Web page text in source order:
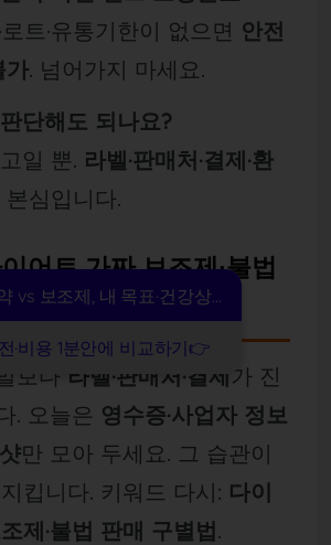
로트·유통기한이 없으면 안전
가. 넘어가지 마세요.
단해도 되나요?
일 뿐. 라벨·판매처·결제·환
본심입니다.
어트 가짜 보조제·불법
한 줄
보다 라벨·판매처·결제가 진
. 오늘은 영수증·사업자 정보
만 모아 두세요. 그 습관이
킵니다. 키워드 다시: 다이
제·불법 판매 구별법.
다이어트 약 vs 보조제, 내 목표·건강상태 기준으로
·비용 1분안에 비교하기👉